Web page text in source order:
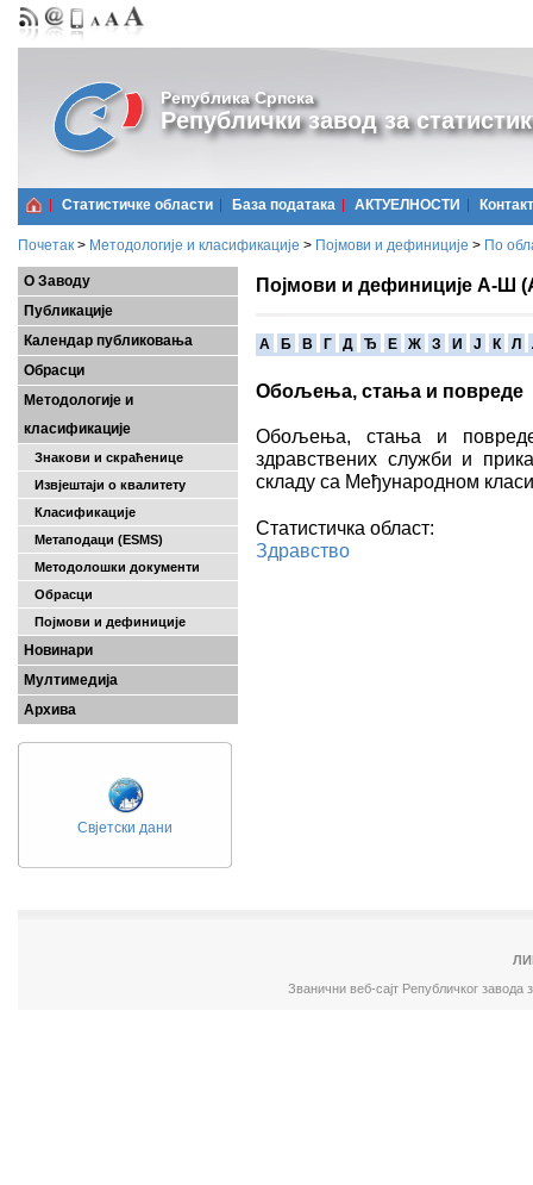
Република Српска
Републички завод за
Статистичке области Базa података АКТУЕЛНОСТИ Контакт
Почетак > Методологије и класификације > Појмови и дефиниције > По
О Заводу
Публикације
Календар публиковања
Обрасци
Методологије и
класификације
Знакови и скраћенице
Извјештаји о квалитету
Класификације
Метаподаци (ESMS)
Методолошки документи
Обрасци
Појмови и дефиниције
Новинари
Мултимедија
Архива
Свјетски дани
Појмови и дефиниције А-Ш
A Б В Г Д Ђ Е Ж З И Ј К Л
Обољења, стања и повреде
Обољења, стања и повреде
здравствених служби и
складу са Међународном
Статистичка област:
Здравство
Званични веб-сајт Републичког